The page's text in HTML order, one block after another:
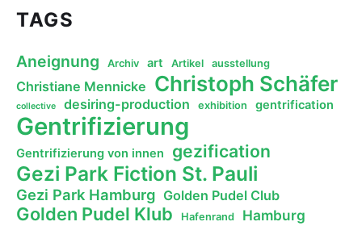
TAGS
Aneignung Archiv art Artikel ausstellung
Christiane Mennicke Christoph Schäfer
collective desiring-production exhibition gentrification
Gentrifizierung
Gentrifizierung von innen gezification
Gezi Park Fiction St. Pauli
Gezi Park Hamburg Golden Pudel Club
Golden Pudel Klub Hafenrand Hamburg